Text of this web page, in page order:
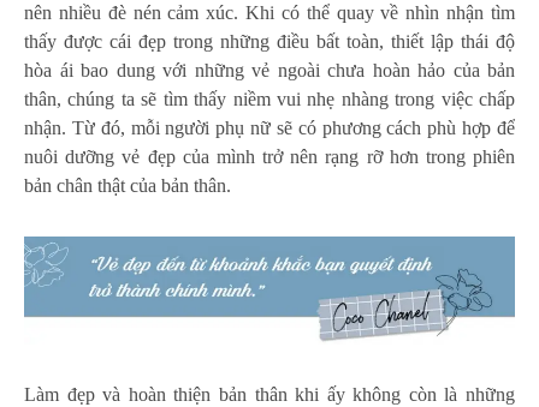
nên nhiều đè nén cảm xúc. Khi có thể quay về nhìn nhận tìm
thấy được cái đẹp trong những điều bất toàn, thiết lập thái độ
hòa ái bao dung với những vẻ ngoài chưa hoàn hảo của bản
thân, chúng ta sẽ tìm thấy niềm vui nhẹ nhàng trong việc chấp
nhận. Từ đó, mỗi người phụ nữ sẽ có phương cách phù hợp để
nuôi dưỡng vẻ đẹp của mình trở nên rạng rỡ hơn trong phiên
bản chân thật của bản thân.
Làm đẹp và hoàn thiện bản thân khi ấy không còn là những